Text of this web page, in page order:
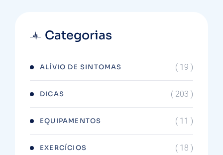
Categorias
ALÍVIO DE SINTOMAS ( 19 )
DICAS ( 203 )
EQUIPAMENTOS ( 11 )
EXERCÍCIOS ( 18 )